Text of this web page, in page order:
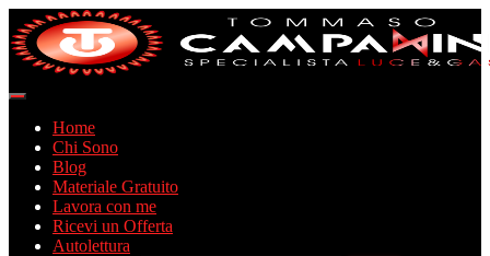
Navigazione
toggleHome
Chi Sono
Blog
Materiale Gratuito
Lavora con me
Ricevi un Offerta
Autolettura